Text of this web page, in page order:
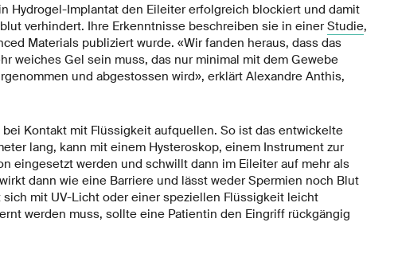
Hydrogel-Implantat den Eileiter erfolgreich blockiert und damit
verhindert. Ihre Erkenntnisse beschreiben sie in einer Studie,
Materials publiziert wurde. «Wir fanden heraus, dass das
weiches Gel sein muss, das nur minimal mit dem Gewebe
und abgestossen wird», erklärt Alexandre Anthis,
Kontakt mit Flüssigkeit aufquellen. So ist das entwickelte
lang, kann mit einem Hysteroskop, einem Instrument zur
eingesetzt werden und schwillt dann im Eileiter auf mehr als
dann wie eine Barriere und lässt weder Spermien noch Blut
mit UV-Licht oder einer speziellen Flüssigkeit leicht
werden muss, sollte eine Patientin den Eingriff rückgängig